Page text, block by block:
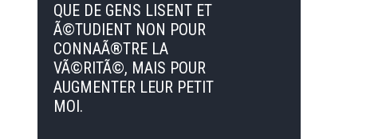
QUE DE GENS LISENT ET
Ã©TUDIENT NON POUR
CONNAÃ®TRE LA
VÃ©RITÃ©, MAIS POUR
AUGMENTER LEUR PETIT
MOI.